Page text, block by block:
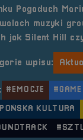
Pogaduch
muzyki
jak Silent Hill
wpisu:
#EMOCJE
KULTURA